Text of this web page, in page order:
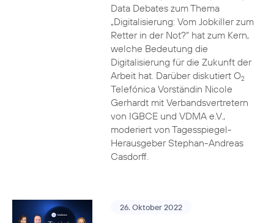
Data Debates zum Thema
„Digitalisierung: Vom Jobkiller zum
Retter in der Not?“ hat zum Kern,
welche Bedeutung die
Digitalisierung für die Zukunft der
Arbeit hat. Darüber diskutiert O2
Telefónica Vorständin Nicole
Gerhardt mit Verbandsvertretern
von IGBCE und VDMA e.V.,
moderiert von Tagesspiegel-
Herausgeber Stephan-Andreas
Casdorff.
26. Oktober 2022